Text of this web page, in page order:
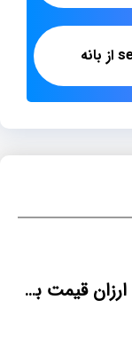
صادرات تشک مسافرتی ارزان قیمت به افغانستان